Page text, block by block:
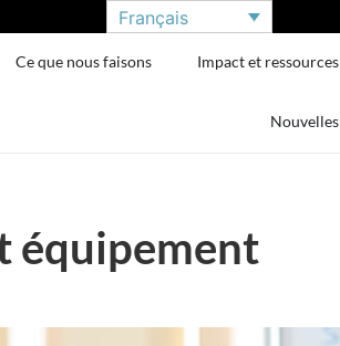
Français
Ce que nous faisons Impact et ressources
Nouvelles
équipement